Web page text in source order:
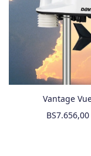
Vantage
BS7.656,00